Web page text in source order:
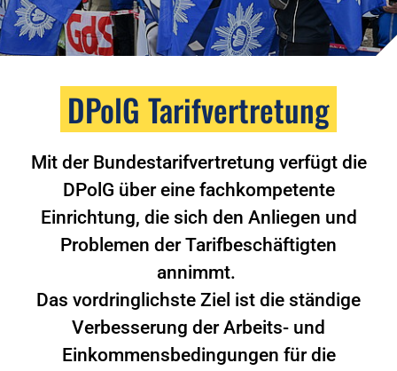
DPolG Tarifvertretung
Mit der Bundestarifvertretung verfügt die
DPolG über eine fachkompetente
Einrichtung, die sich den Anliegen und
Problemen der Tarifbeschäftigten
annimmt.
Das vordringlichste Ziel ist die ständige
Verbesserung der Arbeits- und
Einkommensbedingungen für die